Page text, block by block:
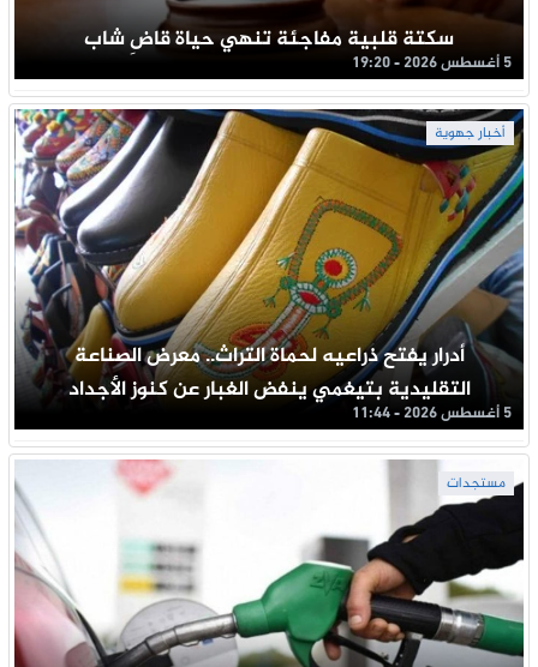
سكتة قلبية مفاجئة تنهي حياة قاضِ شاب
5 أغسطس 2026 - 19:20
أخبار جهوية
أدرار يفتح ذراعيه لحماة التراث.. معرض الصناعة
التقليدية بتيغمي ينفض الغبار عن كنوز الأجداد
5 أغسطس 2026 - 11:44
مستجدات